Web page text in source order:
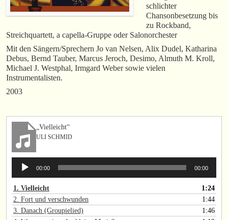
schlichter
Chansonbesetzung bis
zu Rockband,
Streichquartett, a capella-Gruppe oder Salonorchester
Mit den Sängern/Sprechern Jo van Nelsen, Alix Dudel, Katharina
Debus, Bernd Tauber, Marcus Jeroch, Desimo, Almuth M. Kroll,
Michael J. Westphal, Irmgard Weber sowie vielen
Instrumentalisten.
2003
„Vielleicht“
ULI SCHMID
Audio-
Player
00:00 00:00
1. Vielleicht
1:24
2. Fort und verschwunden
1:44
3. Danach (Groupielied)
1:46